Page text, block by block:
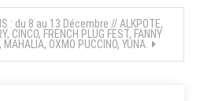
: du 8 au 13 Décembre // ALKPOTE,
CINCO, FRENCH PLUG FEST, FANNY
MAHALIA, OXMO PUCCINO, YUNA.